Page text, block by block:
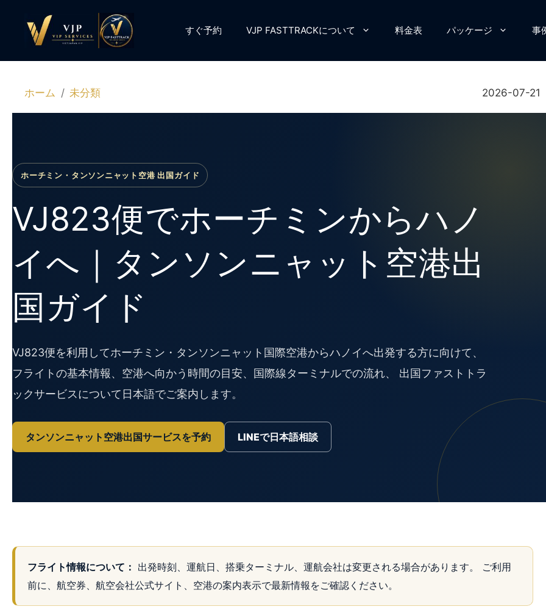
すぐ予約 VJP FASTTRACKについて 料金表 パッケージ 事
ホーム 未分類 2026-07-21
ホーチミン・タンソンニャット空港 出国ガイド
VJ823便でホーチミンからハノ
イへ｜タンソンニャット空港出
国ガイド
VJ823便を利用してホーチミン・タンソンニャット国際空港からハノイへ出発する方に向けて、
フライトの基本情報、空港へ向かう時間の目安、国際線ターミナルでの流れ、 出国ファストトラ
ックサービスについて日本語でご案内します。
タンソンニャット空港出国サービスを予約 LINEで日本語相談
フライト情報について： 出発時刻、運航日、搭乗ターミナル、運航会社は変更される場合があります。 ご利用
前に、航空券、航空会社公式サイト、空港の案内表示で最新情報をご確認ください。